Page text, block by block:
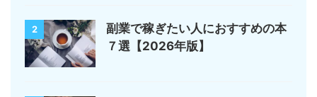
2
副業で稼ぎたい人におすすめの本
７選【2026年版】